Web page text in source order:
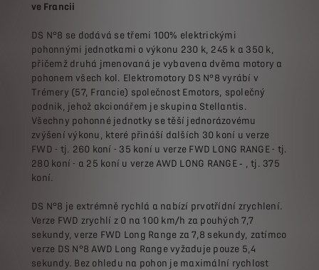
ve Francii
DS N°8 se dodává se třemi 100% elektrickými
pohonnými jednotkami o výkonu 230 k, 245 k a 350 k,
přičemž druhá jmenovaná je vybavena dvěma motory a
pohonem všech kol. Elektromotory DS N°8 vyrábí v
Trémery (57, Francie) společnost Emotors, společný
podnik, jehož akcionářem je skupina Stellantis.
Všechny pohonné jednotky se těší jednorázovému
zvýšení výkonu, které přináší dalších 30 koní u verze
FWD - tj. 260 koní - 35 koní u verze FWD LONG RANGE - tj.
280 koní - a 25 koní u verze AWD LONG RANGE ‑ , tj. 375
koní.
DS N°8 je extrémně rychlá a nabízí prvotřídní zrychlení.
Verze FWD zrychlí z 0 na 100 km/h za pouhých 7,7
sekundy, verze FWD Long Range za 7,8 sekundy, zatímco
verze DS N°8 AWD Long Range vyžaduje pouze 5,4
sekundy. Bez ohledu na pohon je maximální rychlost